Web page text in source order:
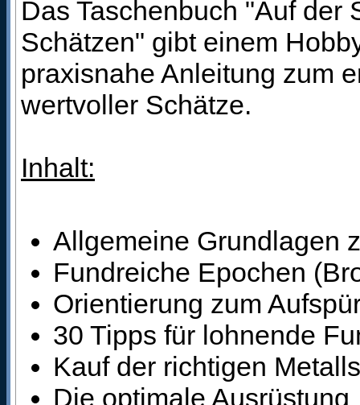
Das Taschenbuch "Auf der
Schätzen" gibt einem
praxisnahe Anleitung zum
wertvoller Schätze.
Inhalt:
Allgemeine Grundlagen
Fundreiche Epochen
Orientierung zum
30 Tipps für lohnende
Kauf der richtigen
Die optimale Ausrüstung